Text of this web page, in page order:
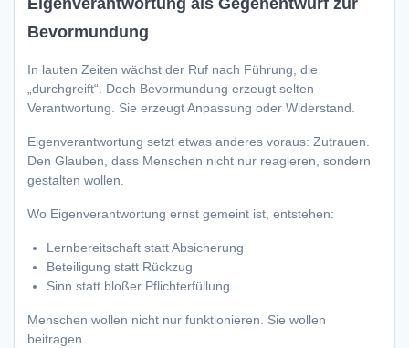
Bevormundung
In lauten Zeiten wächst der Ruf nach Führung, die
„durchgreift“. Doch Bevormundung erzeugt selten
Verantwortung. Sie erzeugt Anpassung oder Widerstand.
Eigenverantwortung setzt etwas anderes voraus: Zutrauen.
Den Glauben, dass Menschen nicht nur reagieren, sondern
gestalten wollen.
Wo Eigenverantwortung ernst gemeint ist, entstehen:
Lernbereitschaft statt Absicherung
Beteiligung statt Rückzug
Sinn statt bloßer Pflichterfüllung
Menschen wollen nicht nur funktionieren. Sie wollen
beitragen.